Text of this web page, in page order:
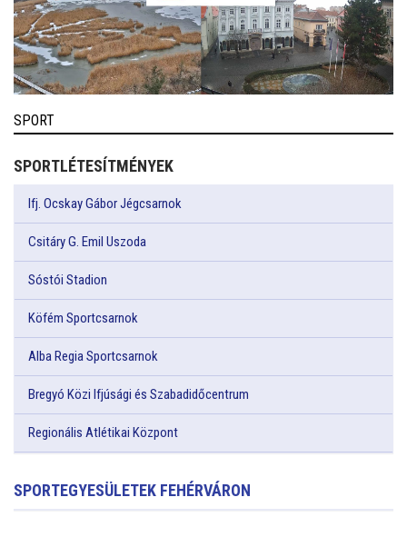
SPORT
SPORTLÉTESÍTMÉNYEK
Ifj. Ocskay Gábor Jégcsarnok
Csitáry G. Emil Uszoda
Sóstói Stadion
Köfém Sportcsarnok
Alba Regia Sportcsarnok
Bregyó Közi Ifjúsági és Szabadidőcentrum
Regionális Atlétikai Központ
SPORTEGYESÜLETEK FEHÉRVÁRON